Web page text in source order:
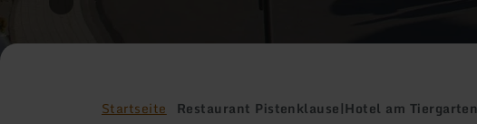
Startseite Restaurant Pistenklause|Hotel am Tiergarten